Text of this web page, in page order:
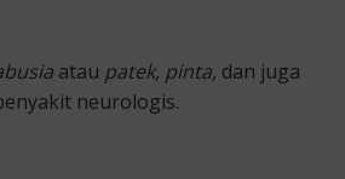
atau patek, pinta, dan juga
neurologis.